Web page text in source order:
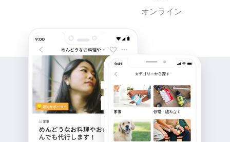
オンライン